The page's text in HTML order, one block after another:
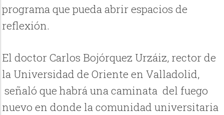
programa que pueda abrir espacios de
reflexión.
El doctor Carlos Bojórquez Urzáiz, rector de
la Universidad de Oriente en Valladolid,
señaló que habrá una caminata del fuego
nuevo en donde la comunidad universitaria